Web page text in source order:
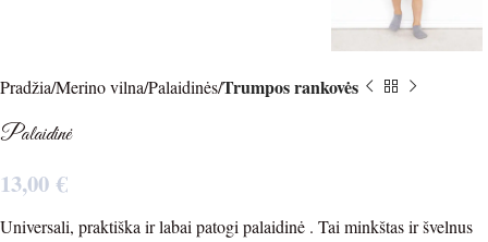
PradžiaMerino vilnaPalaidinėsTrumpos rankovės
Palaidinė
13,00€
Universali, praktiška ir labai patogi palaidinė . Tai minkštas ir švelnus